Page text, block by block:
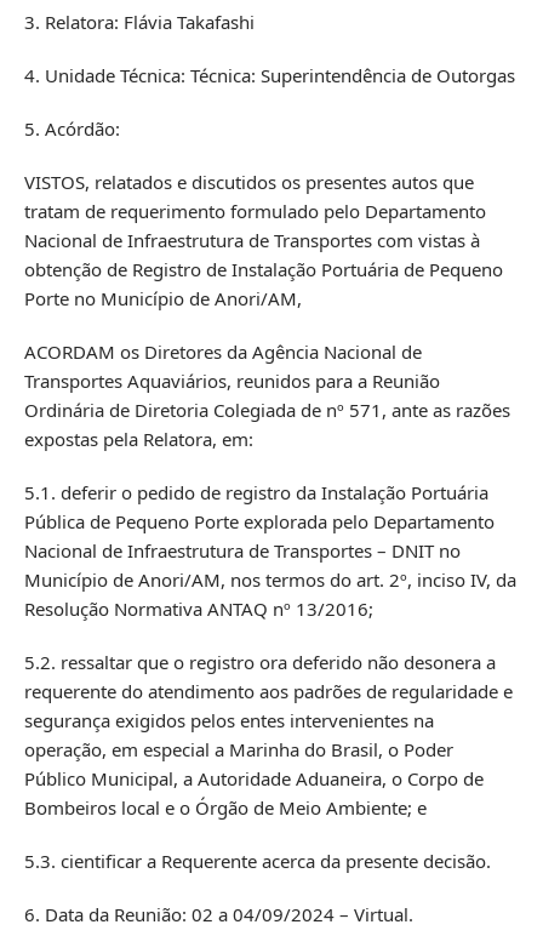
3. Relatora: Flávia Takafashi
4. Unidade Técnica: Técnica: Superintendência de Outorgas
5. Acórdão:
VISTOS, relatados e discutidos os presentes autos que
tratam de requerimento formulado pelo Departamento
Nacional de Infraestrutura de Transportes com vistas à
obtenção de Registro de Instalação Portuária de Pequeno
Porte no Município de Anori/AM,
ACORDAM os Diretores da Agência Nacional de
Transportes Aquaviários, reunidos para a Reunião
Ordinária de Diretoria Colegiada de nº 571, ante as razões
expostas pela Relatora, em:
5.1. deferir o pedido de registro da Instalação Portuária
Pública de Pequeno Porte explorada pelo Departamento
Nacional de Infraestrutura de Transportes – DNIT no
Município de Anori/AM, nos termos do art. 2º, inciso IV, da
Resolução Normativa ANTAQ nº 13/2016;
5.2. ressaltar que o registro ora deferido não desonera a
requerente do atendimento aos padrões de regularidade e
segurança exigidos pelos entes intervenientes na
operação, em especial a Marinha do Brasil, o Poder
Público Municipal, a Autoridade Aduaneira, o Corpo de
Bombeiros local e o Órgão de Meio Ambiente; e
5.3. cientificar a Requerente acerca da presente decisão.
6. Data da Reunião: 02 a 04/09/2024 – Virtual.